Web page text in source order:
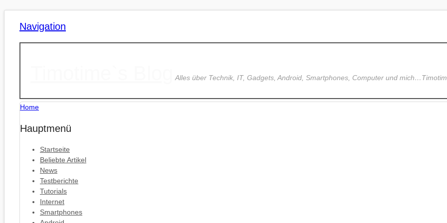
Navigation
Alles über Technik, IT, Gadgets, Android, Smartphones, Computer und
Home
Hauptmenü
Startseite
Beliebte Artikel
News
Testberichte
Tutorials
Internet
Smartphones